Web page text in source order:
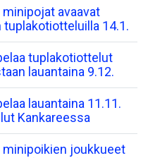
minipojat avaavat
tuplakotiotteluilla 14.1.
tuplakotiottelut
lauantaina 9.12.
lauantaina 11.11.
Kankareessa
minipoikien joukkueet